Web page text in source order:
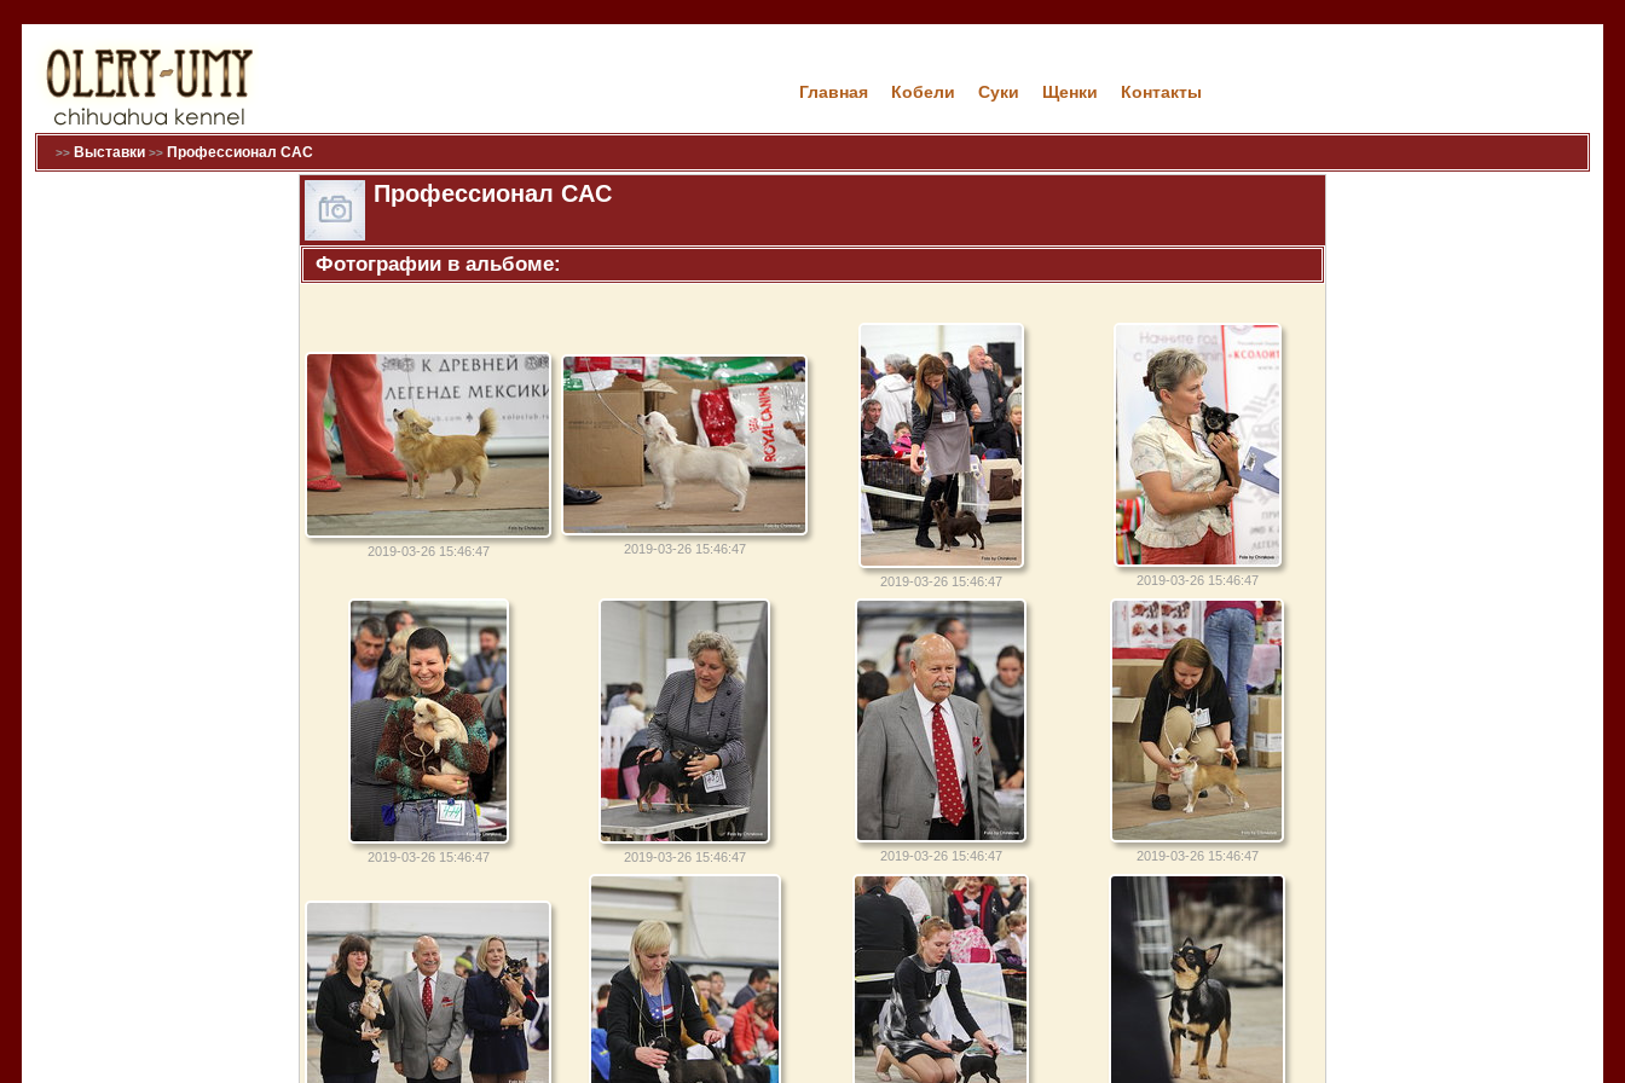
Главная Кобели Cуки Щенки Контакты
>> Выставки >> Профессионал САС
Профессионал САС
Фотографии в альбоме:
2019-03-26 15:46:47 2019-03-26 15:46:47
2019-03-26 15:46:47 2019-03-26 15:46:47
2019-03-26 15:46:47 2019-03-26 15:46:47 2019-03-26 15:46:47 2019-03-26 15:46:47